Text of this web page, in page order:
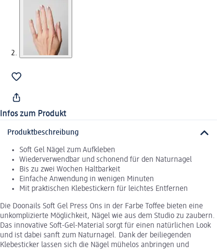
Infos zum Produkt
Produktbeschreibung
Soft Gel Nägel zum Aufkleben
Wiederverwendbar und schonend für den Naturnagel
Bis zu zwei Wochen Haltbarkeit
Einfache Anwendung in wenigen Minuten
Mit praktischen Klebestickern für leichtes Entfernen
Die Doonails Soft Gel Press Ons in der Farbe Toffee bieten eine
unkomplizierte Möglichkeit, Nägel wie aus dem Studio zu zaubern.
Das innovative Soft-Gel-Material sorgt für einen natürlichen Look
und ist dabei sanft zum Naturnagel. Dank der beiliegenden
Klebesticker lassen sich die Nägel mühelos anbringen und